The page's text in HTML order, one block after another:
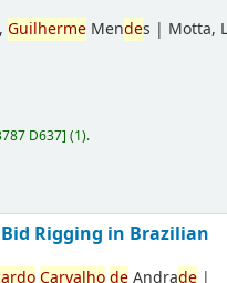
,Guilherme Mendes | Motta,
D637](1).
Rigging in Brazilian